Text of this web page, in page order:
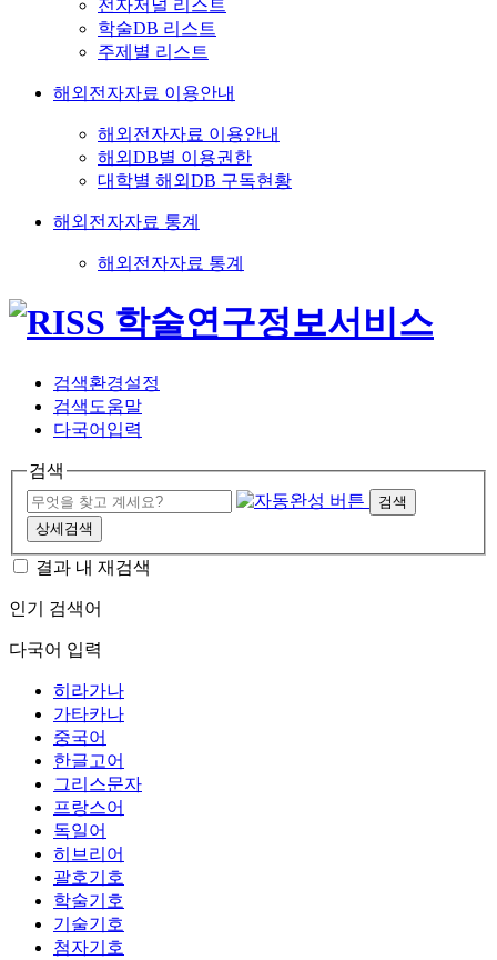
전자저널 리스트
학술DB 리스트
주제별 리스트
해외전자자료 이용안내
해외전자자료 이용안내
해외DB별 이용권한
대학별 해외DB 구독현황
해외전자자료 통계
해외전자자료 통계
검색환경설정
검색도움말
다국어입력
검색
검색
상세검색
결과 내 재검색
인기 검색어
다국어 입력
히라가나
가타카나
중국어
한글고어
그리스문자
프랑스어
독일어
히브리어
괄호기호
학술기호
기술기호
첨자기호